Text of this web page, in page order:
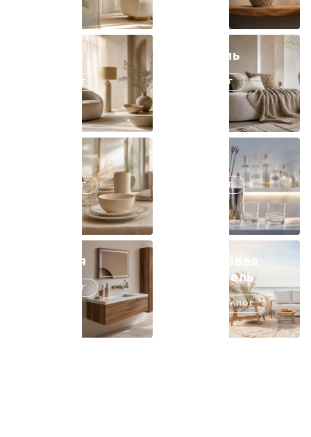
Декор
В КАТАЛОГ
Текстиль
В КАТАЛОГ
В КАТАЛОГ В КАТАЛОГ
Ванная
В КАТАЛОГ
мебель
В КАТАЛОГ